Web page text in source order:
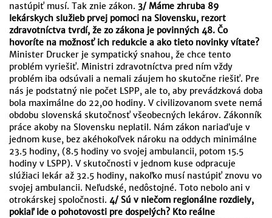
nastúpiť musí. Tak znie zákon. 3/ Máme zhruba 89
lekárskych služieb prvej pomoci na Slovensku, rezort
zdravotníctva tvrdí, že zo zákona je povinných 48. Čo
hovoríte na možnosť ich redukcie a ako tieto novinky vítate?
Minister Drucker je sympatický snahou, že chce tento
problém vyriešiť. Ministri zdravotníctva pred ním vždy
problém iba odsúvali a nemali záujem ho skutočne riešiť. Pre
nás je podstatný nie počet LSPP, ale to, aby prevádzková doba
bola maximálne do 22,00 hodiny. V civilizovanom svete nemá
obdobu slovenská skutočnosť všeobecných lekárov. Zákonník
práce akoby na Slovensku neplatil. Nám zákon nariaďuje v
jednom kuse, bez akéhokoľvek nároku na oddych minimálne
23.5 hodiny, (8.5 hodiny vo svojej ambulancii, potom 15.5
hodiny v LSPP). V skutočnosti v jednom kuse odpracuje
slúžiaci lekár až 32.5 hodiny, nakoľko musí nastúpiť znovu vo
svojej ambulancii. Neľudské, nedôstojné. Toto nebolo ani v
otrokárskej spoločnosti. 4/ Sú v niečom regionálne rozdiely,
pokiaľ ide o pohotovosti pre dospelých? Kto reálne